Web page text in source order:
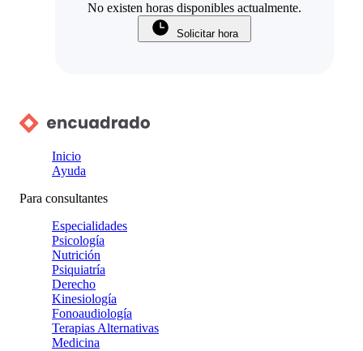
No existen horas disponibles actualmente.
Solicitar hora
Inicio
Ayuda
Para consultantes
Especialidades
Psicología
Nutrición
Psiquiatría
Derecho
Kinesiología
Fonoaudiología
Terapias Alternativas
Medicina